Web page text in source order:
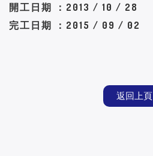
開工日期 ：2013 / 10 / 28
完工日期 ：2015 / 09 / 02
返回上頁